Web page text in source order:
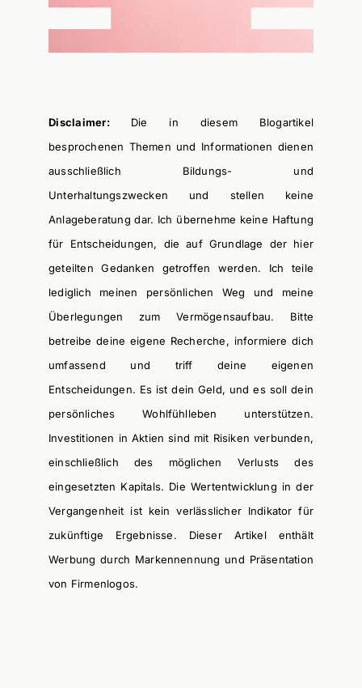
Disclaimer: Die in diesem Blogartikel
besprochenen Themen und Informationen dienen
ausschließlich Bildungs- und
Unterhaltungszwecken und stellen keine
Anlageberatung dar. Ich übernehme keine Haftung
für Entscheidungen, die auf Grundlage der hier
geteilten Gedanken getroffen werden. Ich teile
lediglich meinen persönlichen Weg und meine
Überlegungen zum Vermögensaufbau. Bitte
betreibe deine eigene Recherche, informiere dich
umfassend und triff deine eigenen
Entscheidungen. Es ist dein Geld, und es soll dein
persönliches Wohlfühlleben unterstützen.
Investitionen in Aktien sind mit Risiken verbunden,
einschließlich des möglichen Verlusts des
eingesetzten Kapitals. Die Wertentwicklung in der
Vergangenheit ist kein verlässlicher Indikator für
zukünftige Ergebnisse. Dieser Artikel enthält
Werbung durch Markennennung und Präsentation
von Firmenlogos.